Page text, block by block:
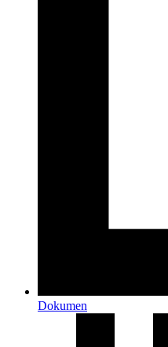
Dokumen